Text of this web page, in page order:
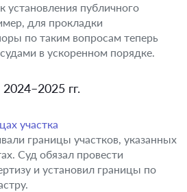
установления публичного
для прокладки
по таким вопросам теперь
в ускоренном порядке.
гг.
участка
границы участков, указанных
Суд обязал провести
и установил границы по